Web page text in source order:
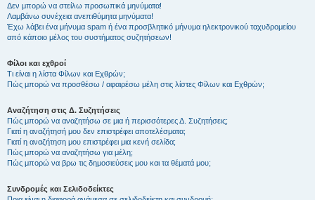
Δεν μπορώ να στείλω προσωπικά μηνύματα!
Λαμβάνω συνέχεια ανεπιθύμητα μηνύματα!
Έχω λάβει ένα μήνυμα spam ή ένα προσβλητικό μήνυμα ηλεκτρονικού ταχυδρομείου
από κάποιο μέλος του συστήματος συζητήσεων!
Φίλοι και εχθροί
Τι είναι η λίστα Φίλων και Εχθρών;
Πώς μπορώ να προσθέσω / αφαιρέσω μέλη στις λίστες Φίλων και Εχθρών;
Αναζήτηση στις Δ. Συζητήσεις
Πώς μπορώ να αναζητήσω σε μια ή περισσότερες Δ. Συζητήσεις;
Γιατί η αναζήτησή μου δεν επιστρέφει αποτελέσματα;
Γιατί η αναζήτηση μου επιστρέφει μια κενή σελίδα;
Πώς μπορώ να αναζητήσω για μέλη;
Πώς μπορώ να βρω τις δημοσιεύσεις μου και τα θέματά μου;
Συνδρομές και Σελιδοδείκτες